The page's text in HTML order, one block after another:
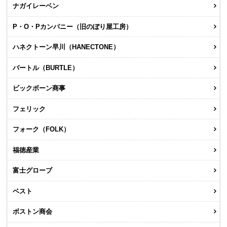
ナガイレーベン
P・O・Pカンパニー（旧のぼり屋工房）
ハネクトーン早川（HANECTONE）
バートル（BURTLE）
ビックボーン商事
フェリック
フォーク（FOLK）
福徳産業
富士グローブ
ベスト
ボストン商会